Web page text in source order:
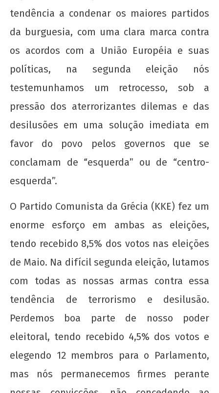
tendência a condenar os maiores partidos
da burguesia, com uma clara marca contra
os acordos com a União Européia e suas
políticas, na segunda eleição nós
testemunhamos um retrocesso, sob a
pressão dos aterrorizantes dilemas e das
desilusões em uma solução imediata em
favor do povo pelos governos que se
conclamam de “esquerda” ou de “centro-
esquerda”.
O Partido Comunista da Grécia (KKE) fez um
enorme esforço em ambas as eleições,
tendo recebido 8,5% dos votos nas eleições
de Maio. Na difícil segunda eleição, lutamos
com todas as nossas armas contra essa
tendência de terrorismo e desilusão.
Perdemos boa parte de nosso poder
eleitoral, tendo recebido 4,5% dos votos e
elegendo 12 membros para o Parlamento,
mas nós permanecemos firmes perante